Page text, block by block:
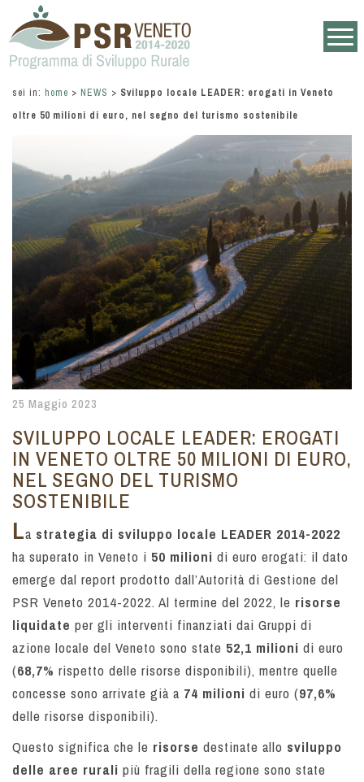
sei in: home > NEWS > Sviluppo locale LEADER: erogati in Veneto
oltre 50 milioni di euro, nel segno del turismo sostenibile
25 Maggio 2023
SVILUPPO LOCALE LEADER: EROGATI
IN VENETO OLTRE 50 MILIONI DI EURO,
NEL SEGNO DEL TURISMO
SOSTENIBILE
La strategia di sviluppo locale LEADER 2014-2022
ha superato in Veneto i 50 milioni di euro erogati: il dato
emerge dal report prodotto dall’Autorità di Gestione del
PSR Veneto 2014-2022. Al termine del 2022, le risorse
liquidate per gli interventi finanziati dai Gruppi di
azione locale del Veneto sono state 52,1 milioni di euro
(68,7% rispetto delle risorse disponibili), mentre quelle
concesse sono arrivate già a 74 milioni di euro (97,6%
delle risorse disponibili).
Questo significa che le risorse destinate allo sviluppo
delle aree rurali più fragili della regione sono state